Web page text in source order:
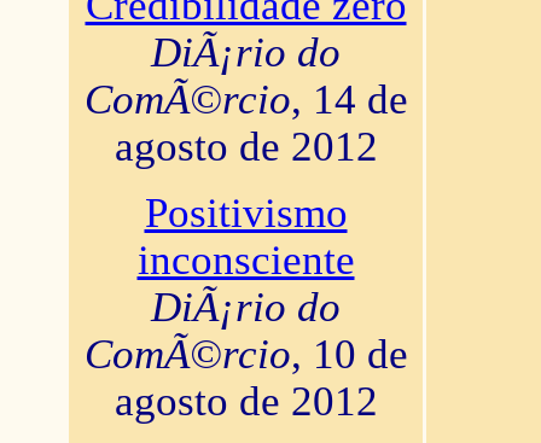
DiÃ¡rio do
ComÃ©rcio, 14 de
agosto de 2012
Positivismo
inconsciente
DiÃ¡rio do
ComÃ©rcio, 10 de
agosto de 2012